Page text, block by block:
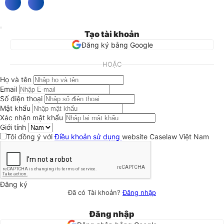
Tạo tài khoản
Đăng ký bằng Google
HOẶC
Họ và tên
Email
Số điện thoại
Mật khẩu
Xác nhận mật khẩu
Giới tính
Tôi đồng ý vớiĐiều khoản sử dụng website Caselaw Việt Nam
Đăng ký
Đã có Tài khoản?Đăng nhập
Đăng nhập